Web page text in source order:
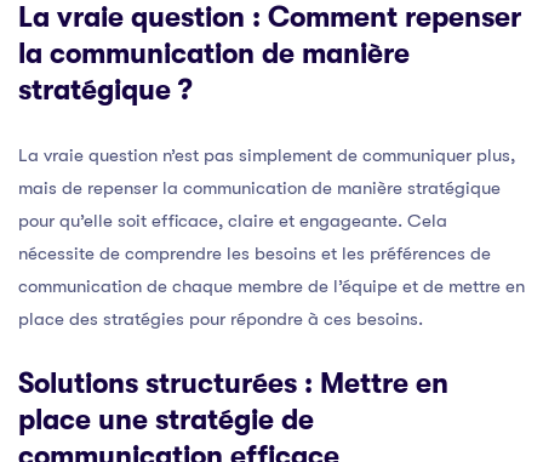
La vraie question : Comment repenser
la communication de manière
stratégique ?
La vraie question n’est pas simplement de communiquer plus,
mais de repenser la communication de manière stratégique
pour qu’elle soit efficace, claire et engageante. Cela
nécessite de comprendre les besoins et les préférences de
communication de chaque membre de l’équipe et de mettre en
place des stratégies pour répondre à ces besoins.
Solutions structurées : Mettre en
place une stratégie de